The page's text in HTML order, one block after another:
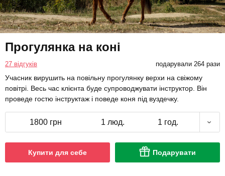
Прогулянка на коні
27 відгуків подарували 264 рази
Учасник вирушить на повільну прогулянку верхи на свіжому
повітрі. Весь час клієнта буде супроводжувати інструктор. Він
проведе гостю інструктаж і поведе коня під вуздечку.
1800 грн 1 люд. 1 год.
Купити для себе Подарувати